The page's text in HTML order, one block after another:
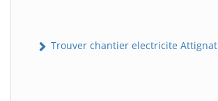
Trouver chantier electricite Attignat